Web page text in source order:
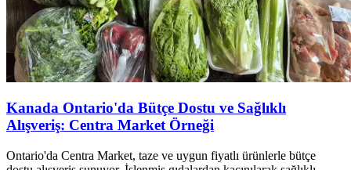
Kanada Ontario'da Bütçe Dostu ve Sağlıklı
Alışveriş: Centra Market Örneği
Ontario'da Centra Market, taze ve uygun fiyatlı ürünlerle bütçe